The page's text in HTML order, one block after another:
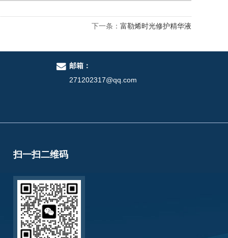
下一条： 富勒烯时光修护精华液
邮箱：
271202317@qq.com
扫一扫二维码